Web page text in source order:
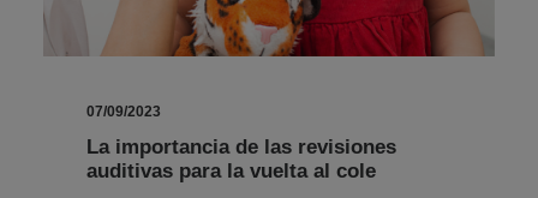
07/09/2023
La importancia de las revisiones
auditivas para la vuelta al cole